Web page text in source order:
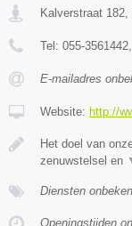
Kalverstraat 182
Tel: 055-3561442
E-mailadres
Website: http://
Het doel van
zenuwstelsel en
Diensten
Openingstijden